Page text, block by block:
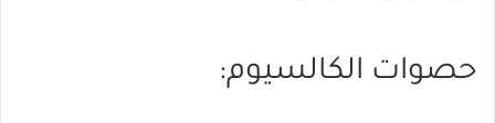
حصوات الكالسيوم: